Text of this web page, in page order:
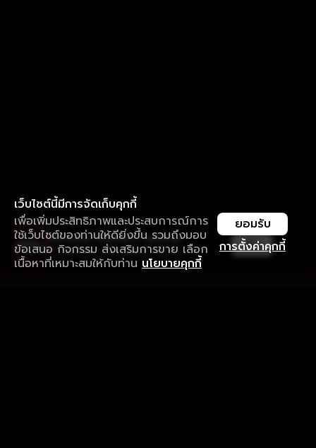
เว็บไซต์นี้มีการจัดเก็บคุกกี้
เพื่อเพิ่มประสิทธิภาพและประสบการณ์การ
ใช้เว็บไซต์ของท่านให้ดียิ่งขึ้น รวมถึงมอบ
ข้อเสนอ กิจกรรม ส่งเสริมการขาย เลือก
เนื้อหาที่เหมาะสมให้กับท่าน นโยบายคุกกี้
การตั้งค่าคุกกี้
ยอมรับ
ใช้งานแอป ลื่นไหลกว่า ไม่มีสะดุด
ดาวน์โหลดแอปเพื่อการรับชมที่ดีกว่า เปิด